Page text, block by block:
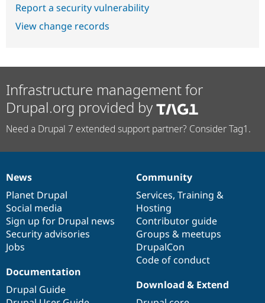
Report a security vulnerability
View change records
Infrastructure management for
Drupal.org provided by
Need a Drupal 7 extended support partner? Consider Tag1.
News
items
News
Planet Drupal
Social media
Sign up for Drupal news
Security advisories
Jobs
Our
community
Community
Services, Training &
Hosting
Contributor guide
Groups & meetups
DrupalCon
Code of conduct
Documentation
Documentation
Drupal Guide
Drupal
code
base
Download & Extend
Governance
of
community